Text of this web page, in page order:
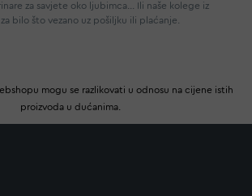
za savjete oko ljubimca... Ili naše kolege iz
bilo što vezano uz pošiljku ili plaćanje.
mogu se razlikovati u odnosu na cijene istih
proizvoda u dućanima.